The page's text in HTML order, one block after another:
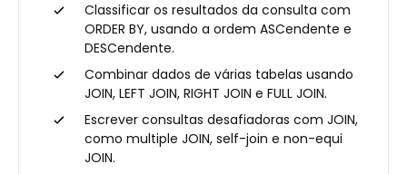
Classificar os resultados da consulta com
ORDER BY, usando a ordem ASCendente e
DESCendente.
Combinar dados de várias tabelas usando
JOIN, LEFT JOIN, RIGHT JOIN e FULL JOIN.
Escrever consultas desafiadoras com JOIN,
como multiple JOIN, self-join e non-equi
JOIN.